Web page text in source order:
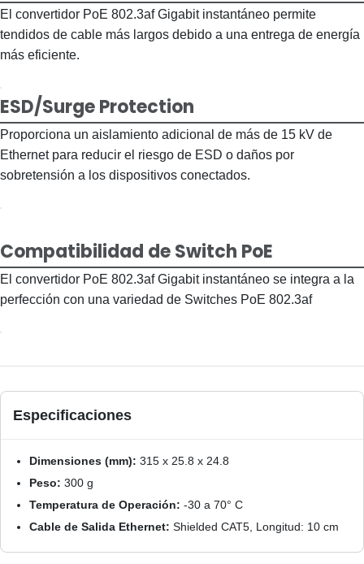
El convertidor PoE 802.3af Gigabit instantáneo permite
tendidos de cable más largos debido a una entrega de energía
más eficiente.
ESD/Surge Protection
Proporciona un aislamiento adicional de más de 15 kV de
Ethernet para reducir el riesgo de ESD o daños por
sobretensión a los dispositivos conectados.
Compatibilidad de Switch PoE
El convertidor PoE 802.3af Gigabit instantáneo se integra a la
perfección con una variedad de Switches PoE 802.3af
Especificaciones
Dimensiones (mm): 315 x 25.8 x 24.8
Peso: 300 g
Temperatura de Operación: -30 a 70° C
Cable de Salida Ethernet: Shielded CAT5, Longitud: 10 cm